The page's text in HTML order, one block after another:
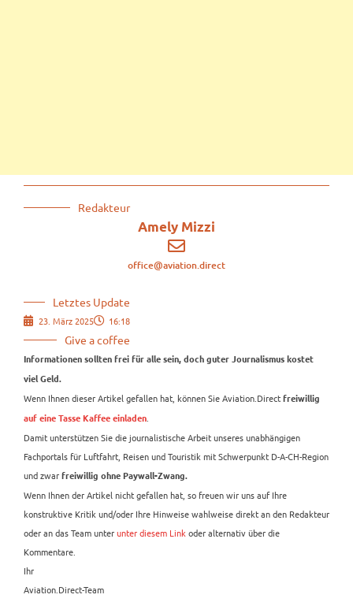
Redakteur
Amely Mizzi
office@aviation.direct
Letztes Update
23. März 2025 16:18
Give a coffee
Informationen sollten frei für alle sein, doch guter Journalismus kostet
viel Geld.
Wenn Ihnen dieser Artikel gefallen hat, können Sie Aviation.Direct freiwillig
auf eine Tasse Kaffee einladen
Damit unterstützen Sie die journalistische Arbeit unseres unabhängigen
Fachportals für Luftfahrt, Reisen und Touristik mit Schwerpunkt D-A-CH-Region
und zwar freiwillig ohne Paywall-Zwang.
Wenn Ihnen der Artikel nicht gefallen hat, so freuen wir uns auf Ihre
konstruktive Kritik und/oder Ihre Hinweise wahlweise direkt an den Redakteur
oder an das Team unterunter diesem Link oder alternativ über die
Kommentare.
Ihr
Aviation.Direct-Team